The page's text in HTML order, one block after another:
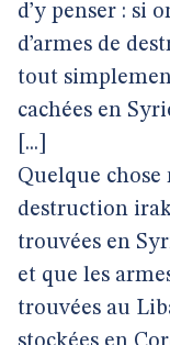
d’y penser : si
d’armes de
tout
cachées en
[...]
Quelque chose
destruction
trouvées en
et que les
trouvées au